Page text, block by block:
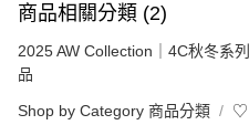
商品相關分類 (2)
2025 AW Collection｜4C秋冬系列
品
Shop by Category 商品分類 ♡